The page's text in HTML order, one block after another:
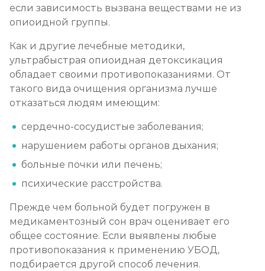
если зависимость вызвана веществами не из
опиоидной группы.
Как и другие лечебные методики,
ультрабыстрая опиоидная детоксикация
обладает своими противопоказаниями. От
такого вида очищения организма лучше
отказаться людям имеющим:
сердечно-сосудистые заболевания;
нарушением работы органов дыхания;
больные почки или печень;
психические расстройства.
Прежде чем больной будет погружен в
медикаментозный сон врач оценивает его
общее состояние. Если выявлены любые
противопоказания к применению УБОД,
подбирается другой способ лечения.